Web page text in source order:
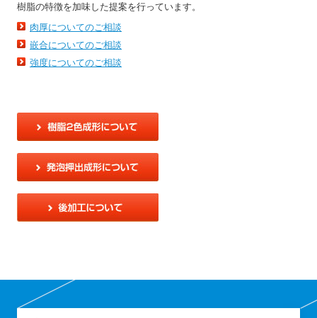
樹脂の特徴を加味した提案を行っています。
肉厚についてのご相談
嵌合についてのご相談
強度についてのご相談